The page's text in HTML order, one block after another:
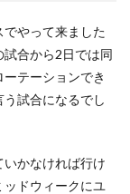
やって来ました
合から2日では同
テーションでき
試合になるでし
かなければ行け
ドウィークにユ